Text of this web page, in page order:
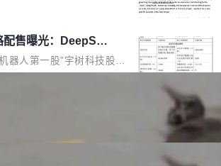
140 亿次。GitHub...
超过了 ARC 报告的人类专
又一个 coding agent 包装
和市面上大多数 coding
多数 agent harness 的设
能力—...
一仓库的代码贡献。这不
，目前由五个团队采纳，
目中关于 AI 辅助贡献最
策的核心只有一句话：LLM
、审阅、建议，但不能用来
关键变更，除非作者本身
配售曝光：DeepSe
锁定 36 个月
器人第一股”宇树科技股份
价格及战略配售结果，杭
本次宇树科技战略配售对
修复多次传递同